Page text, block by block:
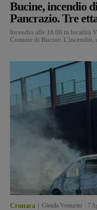
Bucine, incendio
Pancrazio. Tre
Incendio alle 16.00 in località
Comune di Bucine. L'incendio,
Cronaca Glenda Venturini 7